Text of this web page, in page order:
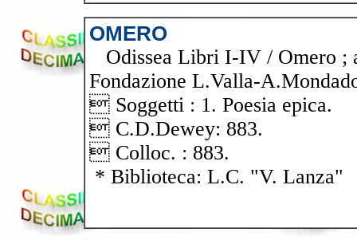
OMERO
Odissea Libri I-IV / Omero ;
Fondazione L.Valla-
 Soggetti : 1. Poesia epica.
 C.D.Dewey: 883.
 Colloc. : 883.
* Biblioteca: L.C. "V. Lanza"